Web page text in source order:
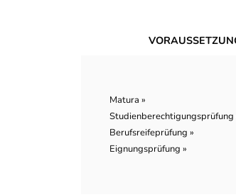
Matura »
Studienberechtigungsprüfung
Berufsreifeprüfung »
Eignungsprüfung »